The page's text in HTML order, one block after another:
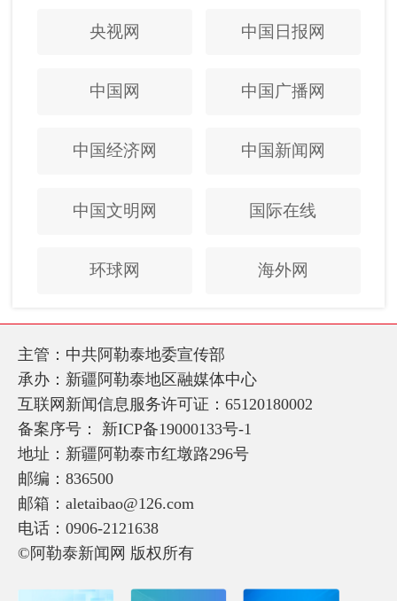
央视网 中国日报网
中国网 中国广播网
中国经济网 中国新闻网
中国文明网 国际在线
环球网 海外网
主管：中共阿勒泰地委宣传部
承办：新疆阿勒泰地区融媒体中心
互联网新闻信息服务许可证：65120180002
备案序号： 新ICP备19000133号-1
地址：新疆阿勒泰市红墩路296号
邮编：836500
邮箱：aletaibao@126.com
电话：0906-2121638
©阿勒泰新闻网 版权所有